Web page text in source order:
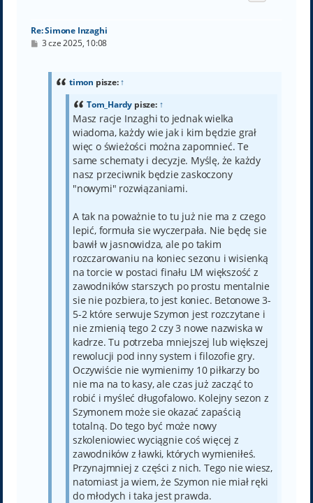
Re: Simone Inzaghi
P3 cze 2025, 10:08
timon pisze:↑
Tom_Hardy pisze: ↑
Masz racje Inzaghi to jednak wielka
wiadoma, każdy wie jak i kim będzie grał
więc o świeżości można zapomnieć. Te
same schematy i decyzje. Myślę, że każdy
nasz przeciwnik będzie zaskoczony
"nowymi" rozwiązaniami.
A tak na poważnie to tu już nie ma z czego
lepić, formuła sie wyczerpała. Nie będę sie
bawił w jasnowidza, ale po takim
rozczarowaniu na koniec sezonu i wisienką
na torcie w postaci finału LM większość z
zawodników starszych po prostu mentalnie
sie nie pozbiera, to jest koniec. Betonowe 3-
5-2 które serwuje Szymon jest rozczytane i
nie zmienią tego 2 czy 3 nowe nazwiska w
kadrze. Tu potrzeba mniejszej lub większej
rewolucji pod inny system i filozofie gry.
Oczywiście nie wymienimy 10 piłkarzy bo
nie ma na to kasy, ale czas już zacząć to
robić i myśleć długofalowo. Kolejny sezon z
Szymonem może sie okazać zapaścią
totalną. Do tego być może nowy
szkoleniowiec wyciągnie coś więcej z
zawodników z ławki, których wymieniłeś.
Przynajmniej z części z nich. Tego nie wiesz,
natomiast ja wiem, że Szymon nie miał ręki
do młodych i taka jest prawda.